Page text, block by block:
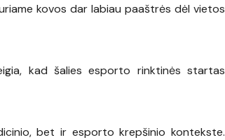
kovos dar labiau paaštrės dėl vietos
kad šalies esporto rinktinės startas
bet ir esporto krepšinio kontekste.